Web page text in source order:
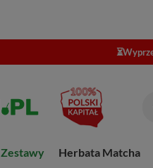
Zestawy Herbata Matcha